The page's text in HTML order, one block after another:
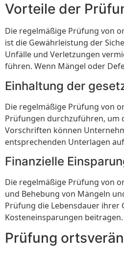
Vorteile der
Die regelmäßige Prüfung von
ist die Gewährleistung der
Unfälle und Verletzungen
führen. Wenn Mängel oder
Einhaltung der
Die regelmäßige Prüfung von
Prüfungen durchzuführen, um
Vorschriften können
entsprechenden Unterlagen
Finanzielle
Die regelmäßige Prüfung von
und Behebung von Mängeln
Prüfung die Lebensdauer
Kosteneinsparungen beitragen.
Prüfung